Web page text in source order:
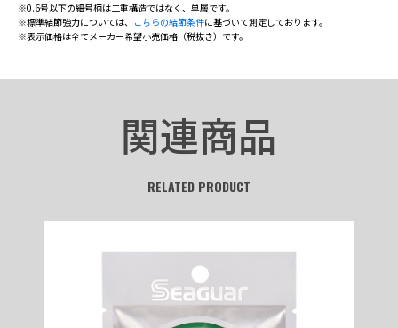
※0.6号以下の細号柄は二重構造ではなく、単層です。
※標準結節強力については、 こちらの結節条件に基づいて測定しております。
※表示価格は全てメーカー希望小売価格（税抜き）です。
関連商品
RELATED PRODUCT